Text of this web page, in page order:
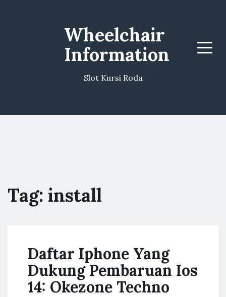
Wheelchair
Information
Slot Kursi Roda
Menu
Tag: install
Daftar Iphone Yang
Dukung Pembaruan Ios
14: Okezone Techno